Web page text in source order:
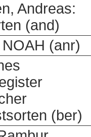
Andreas:
(and)
(anr)
(ber)